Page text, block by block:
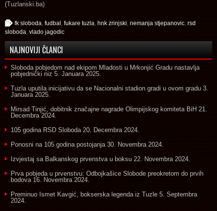
(Tuzlanski.ba)
fk sloboda, fudbal , fukare tuzla, hnk zrinjski, nemanja stjepanovic, rsd
sloboda, vlado jagodic
NAJNOVIJI ČLANCI
Sloboda pobjedom nad ekipom Mladosti u Mrkonjić Gradu nastavlja
pobjednički niz 5. Januara 2025.
Tuzla uputila inicijativu da se Nacionalni stadion gradi u ovom gradu 3.
Januara 2025.
Mirsad Tinjić, dobitnik značajne nagrade Olimpijskog komiteta BiH 21.
Decembra 2024.
105 godina RSD Sloboda 20. Decembra 2024.
Ponosni na 105 godina postojanja 30. Novembra 2024.
Izvjestaj sa Balkanskog prvenstva u boksu 22. Novembra 2024.
Prva pobjeda u prvenstvu: Odbojkašice Slobode preokretom do prvih
bodova 16. Novembra 2024.
Preminuo Ismet Kavgić, bokserska legenda iz Tuzle 5. Septembra
2024.